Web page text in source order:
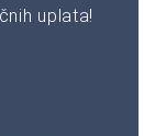
uplata!